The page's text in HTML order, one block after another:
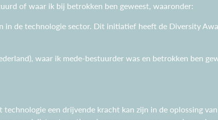
of waar ik bij betrokken ben geweest, waaronder:
in de technologie sector. Dit initiatief heeft de Diversity
waar ik mede-bestuurder was en betrokken ben
een drijvende kracht kan zijn in de oplossing